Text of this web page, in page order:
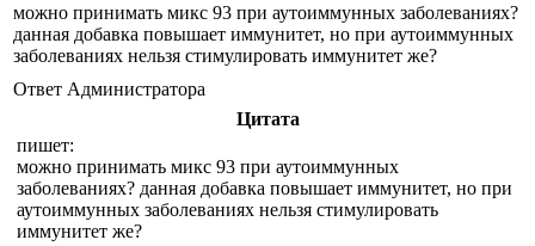
можно принимать микс 93 при аутоиммунных заболеваниях?
данная добавка повышает иммунитет, но при аутоиммунных
заболеваниях нельзя стимулировать иммунитет же?
Ответ Администратора
Цитата
пишет:
можно принимать микс 93 при аутоиммунных
заболеваниях? данная добавка повышает иммунитет, но при
аутоиммунных заболеваниях нельзя стимулировать
иммунитет же?